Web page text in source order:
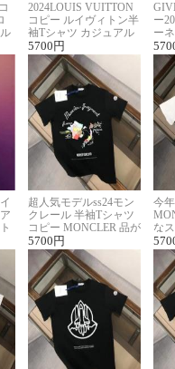
2024LOUIS VUITTON
コピー ルイヴィトン半
袖Tシャツ カジュアル
に馴染む 2色展開
5700 円
ー
ー
ー
超人気モデルss24モン
クレール 半袖Tシャツ
コピー MONCLER 品が
良く見た目
5700 円
今
な
ル